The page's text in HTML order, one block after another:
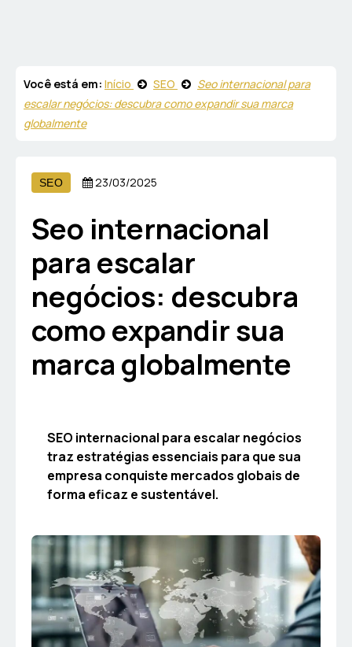
Você está em: Início SEO
Seo internacional para
escalar negócios: descubra como expandir sua marca
globalmente
SEO 23/03/2025
Seo internacional
para escalar
negócios: descubra
como expandir sua
marca globalmente
SEO internacional para escalar negócios
traz estratégias essenciais para que sua
empresa conquiste mercados globais de
forma eficaz e sustentável.